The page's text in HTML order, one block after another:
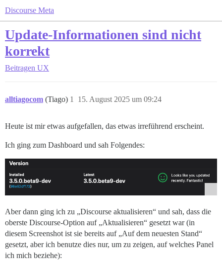
Discourse Meta
Update-Informationen sind nicht
korrekt
Beitragen UX
alltiagocom (Tiago) 15. August 2025 um 09:24
1
Heute ist mir etwas aufgefallen, das etwas irreführend erscheint.
Ich ging zum Dashboard und sah Folgendes:
Aber dann ging ich zu „Discourse aktualisieren“ und sah, dass die
oberste Discourse-Option auf „Aktualisieren“ gesetzt war (in
diesem Screenshot ist sie bereits auf „Auf dem neuesten Stand“
gesetzt, aber ich benutze dies nur, um zu zeigen, auf welches Panel
ich mich beziehe):